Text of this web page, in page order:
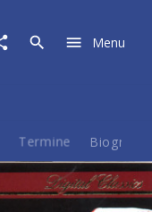
Menu
Termine Biografie